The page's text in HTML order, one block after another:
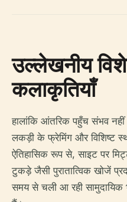
उल्लेखनीय
कलाकृतियाँ
हालांकि आंतरिक पहुँच संभव नहीं
लकड़ी के फ्रेमिंग और विशिष्ट
ऐतिहासिक रूप से, साइट पर
टुकड़े जैसी पुरातात्विक खोजें
समय से चली आ रही सामुदायिक